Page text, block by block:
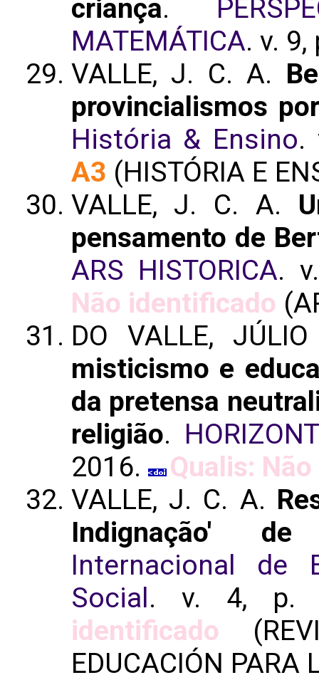
criança.
MATEMÁTICA. v.
VALLE, J. C. A.
provincialismos
História & Ensino.
A3 (HISTÓRIA E
VALLE, J. C. A.
pensamento de
ARS HISTORICA.
Não identificado
DO VALLE,
misticismo e
da pretensa
religião.
2016.
Qualis:
VALLE, J. C. A.
Indignação'
Internacional de
Social. v. 4, p.
identificado
EDUCACIÓN PARA